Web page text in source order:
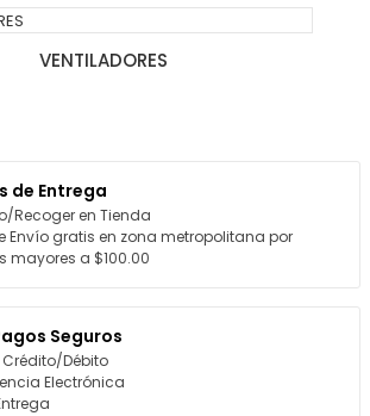
VENTILADORES
de Entrega
Recoger en Tienda
Envío gratis en zona metropolitana por
mayores a $100.00
Seguros
Débito
Electrónica